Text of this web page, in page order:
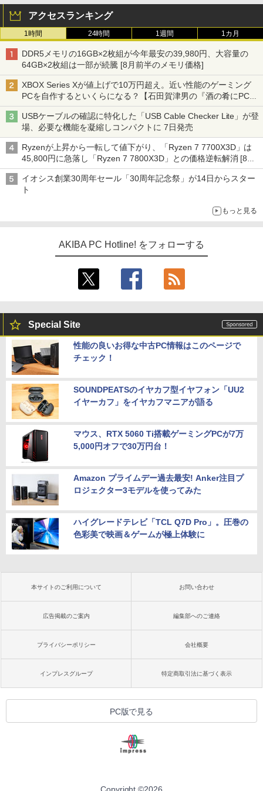
アクセスランキング
1時間 24時間 1週間 1カ月
DDR5メモリの16GB×2枚組が今年最安の39,980円、大容量の
64GB×2枚組は一部が続騰 [8月前半のメモリ価格]
XBOX Series Xが値上げで10万円超え。近い性能のゲーミング
PCを自作するといくらになる？【石田賀津男の『酒の肴にPCゲ
ーム』】
USBケーブルの確認に特化した「USB Cable Checker Lite」が登
場、必要な機能を凝縮しコンパクトに 7日発売
Ryzenが上昇から一転して値下がり、「Ryzen 7 7700X3D」は
45,800円に急落し「Ryzen 7 7800X3D」との価格逆転解消 [8月
前半のCPU価格]
イオシス創業30周年セール「30周年記念祭」が14日からスター
ト
もっと見る
AKIBA PC Hotline! をフォローする
Special Site
性能の良いお得な中古PC情報はこのページで
チェック！
SOUNDPEATSのイヤカフ型イヤフォン「UU2
イヤーカフ」をイヤカフマニアが語る
マウス、RTX 5060 Ti搭載ゲーミングPCが7万
5,000円オフで30万円台！
Amazon プライムデー過去最安! Anker注目プ
ロジェクター3モデルを使ってみた
ハイグレードテレビ「TCL Q7D Pro」。圧巻の
色彩美で映画＆ゲームが極上体験に
本サイトのご利用について お問い合わせ
広告掲載のご案内 編集部へのご連絡
プライバシーポリシー 会社概要
インプレスグループ 特定商取引法に基づく表示
PC版で見る